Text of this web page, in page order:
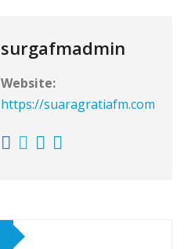
surgafmadmin
Website:
https://suaragratiafm.com